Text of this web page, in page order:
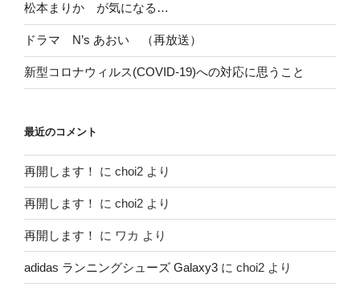
松本まりか が気になる…
ドラマ N’s あおい （再放送）
新型コロナウィルス(COVID-19)への対応に思うこと
最近のコメント
再開します！ に choi2 より
再開します！ に choi2 より
再開します！ に ワカ より
adidas ランニングシューズ Galaxy3 に choi2 より